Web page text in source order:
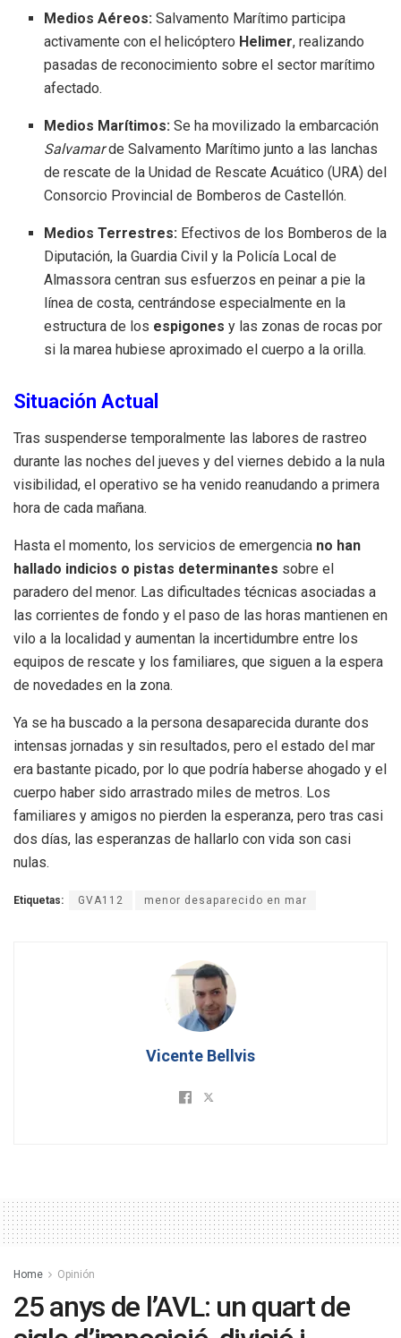
Medios Aéreos: Salvamento Marítimo participa
activamente con el helicóptero Helimer, realizando
pasadas de reconocimiento sobre el sector marítimo
afectado.
Medios Marítimos: Se ha movilizado la embarcación
Salvamarde Salvamento Marítimo junto a las lanchas
de rescate de la Unidad de Rescate Acuático (URA) del
Consorcio Provincial de Bomberos de Castellón.
Medios Terrestres: Efectivos de los Bomberos de la
Diputación, la Guardia Civil y la Policía Local de
Almassora centran sus esfuerzos en peinar a pie la
línea de costa, centrándose especialmente en la
estructura de los espigones y las zonas de rocas por
si la marea hubiese aproximado el cuerpo a la orilla.
Situación Actual
Tras suspenderse temporalmente las labores de rastreo
durante las noches del jueves y del viernes debido a la nula
visibilidad, el operativo se ha venido reanudando a primera
hora de cada mañana.
Hasta el momento, los servicios de emergencia no han
hallado indicios o pistas determinantes sobre el
paradero del menor. Las dificultades técnicas asociadas a
las corrientes de fondo y el paso de las horas mantienen en
vilo a la localidad y aumentan la incertidumbre entre los
equipos de rescate y los familiares, que siguen a la espera
de novedades en la zona.
Ya se ha buscado a la persona desaparecida durante dos
intensas jornadas y sin resultados, pero el estado del mar
era bastante picado, por lo que podría haberse ahogado y el
cuerpo haber sido arrastrado miles de metros. Los
familiares y amigos no pierden la esperanza, pero tras casi
dos días, las esperanzas de hallarlo con vida son casi
nulas.
Etiquetas: GVA112 menor desaparecido en mar
Vicente Bellvis
Home Opinión
25 anys de l’AVL: un quart de